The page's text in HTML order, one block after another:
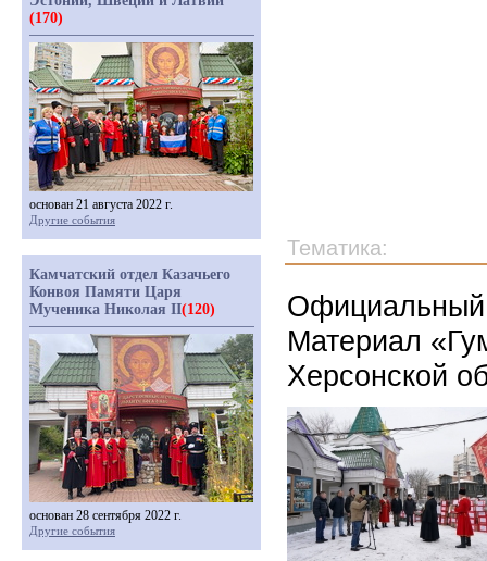
Тематика:
Официальный
Материал «
Херсонской
(170)
основан 21 августа 2022 г.
Другие события
Камчатский отдел Казачьего
Конвоя Памяти Царя
Мученика Николая II(120)
основан 28 сентября 2022 г.
Другие события